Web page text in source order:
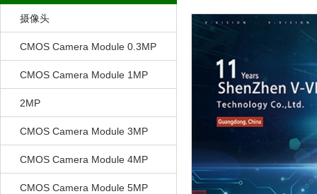
摄像头
CMOS Camera Module 0.3MP
CMOS Camera Module 1MP
2MP
CMOS Camera Module 3MP
CMOS Camera Module 4MP
CMOS Camera Module 5MP